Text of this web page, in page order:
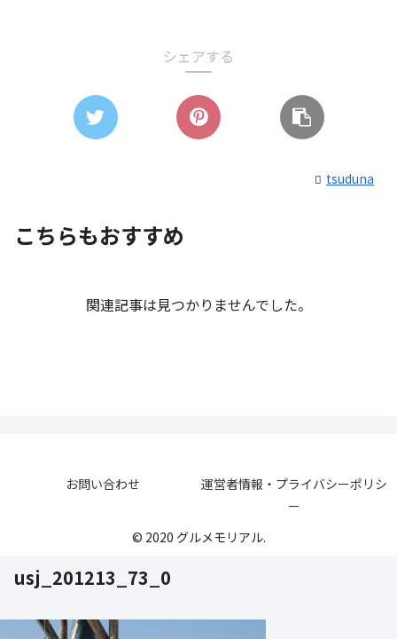
シェアする
tsuduna
こちらもおすすめ
関連記事は見つかりませんでした。
お問い合わせ
運営者情報・プライバシーポリシ
ー
© 2020 グルメモリアル.
usj_201213_73_0